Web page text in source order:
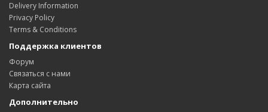
Delivery Information
Privacy Policy
Terms & Conditions
Поддержка клиентов
Форум
Связаться с нами
Карта сайта
Дополнительно